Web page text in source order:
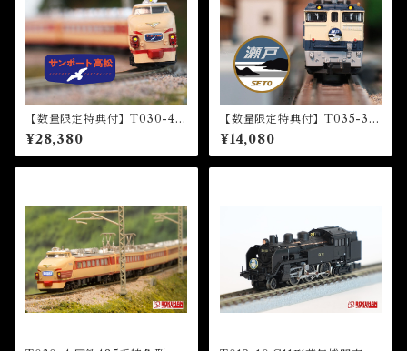
【数量限定特典付】T030-4 4
85系特急型車両 初期形 5両基
本セット『サンポート高松』
HM付 (485 LIMITED EXP
¥28,380
【数量限定特典付】T035-3 E
F65形電気機関車1000番代
『瀬戸』HM付 (EF65 1000
Electric Locomotive “Set
¥14,080